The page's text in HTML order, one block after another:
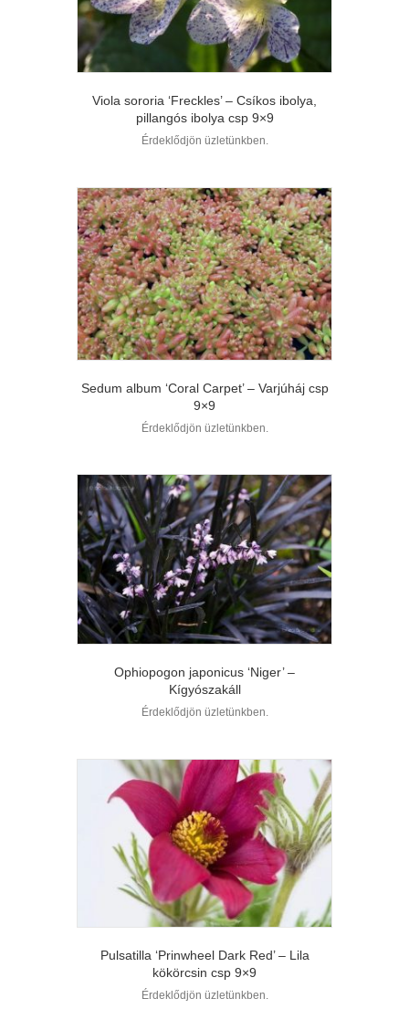
Viola sororia ‘Freckles’ – Csíkos ibolya,
pillangós ibolya csp 9×9
Érdeklődjön üzletünkben.
Sedum album ‘Coral Carpet’ – Varjúháj csp
9×9
Érdeklődjön üzletünkben.
Ophiopogon japonicus ‘Niger’ –
Kígyószakáll
Érdeklődjön üzletünkben.
Pulsatilla ‘Prinwheel Dark Red’ – Lila
kökörcsin csp 9×9
Érdeklődjön üzletünkben.